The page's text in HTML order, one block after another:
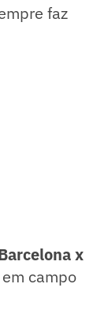
faz
x
campo